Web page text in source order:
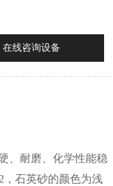
在线咨询设备
、耐磨、化学性能稳
，石英砂的颜色为浅